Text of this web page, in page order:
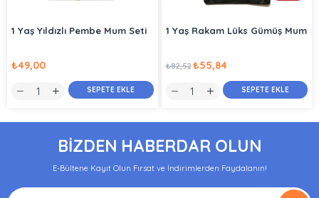
1 Yaş Yıldızlı Pembe Mum Seti
₺49,00
SEPETE EKLE
1 Yaş Rakam Lüks Gümüş Mum
₺55,84
₺82,52
SEPETE EKLE
BİZDEN HABERDAR OLUN
E-Bültene Kayıt Olun Fırsat ve İndirimlerden Faydalanın!